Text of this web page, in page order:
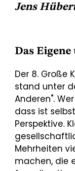
Jens
Das
Der 8. Große
stand unter
Anderen".
dass ist
Perspektive.
Mehrheiten
machen, die